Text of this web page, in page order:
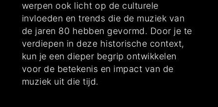
werpen ook licht op de culturele
invloeden en trends die de muziek van
de jaren 80 hebben gevormd. Door je te
verdiepen in deze historische context,
kun je een dieper begrip ontwikkelen
voor de betekenis en impact van de
muziek uit die tijd.